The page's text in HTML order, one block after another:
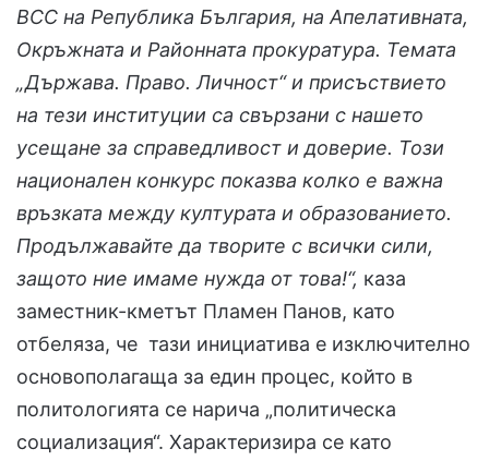
ВСС на Република България, на Апелативната,
Окръжната и Районната прокуратура. Темата
„Държава. Право. Личност“ и присъствието
на тези институции са свързани с нашето
усещане за справедливост и доверие. Този
национален конкурс показва колко е важна
връзката между културата и образованието.
Продължавайте да творите с всички сили,
защото ние имаме нужда от това!“, каза
заместник-кметът Пламен Панов, като
отбеляза, че тази инициатива е изключително
основополагаща за един процес, който в
политологията се нарича „политическа
социализация“. Характеризира се като